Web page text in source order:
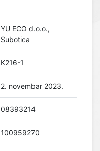
YU ECO d.o.o.,
Subotica
K216-1
2. novembar 2023.
08393214
100959270